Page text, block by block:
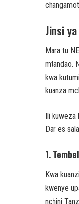
Jinsi
Mara tu
mtandao.
kwa
kuanza
Ili
Dar es
1.
Kwa
kwenye
nchini